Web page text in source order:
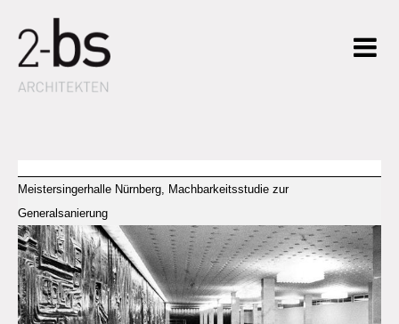
Meistersingerhalle Nürnberg, Machbarkeitsstudie zur
Generalsanierung